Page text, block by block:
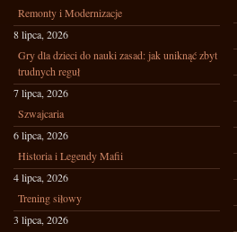
Remonty i Modernizacje
8 lipca, 2026
Gry dla dzieci do nauki zasad: jak uniknąć zbyt
trudnych reguł
7 lipca, 2026
Szwajcaria
6 lipca, 2026
Historia i Legendy Mafii
4 lipca, 2026
Trening siłowy
3 lipca, 2026